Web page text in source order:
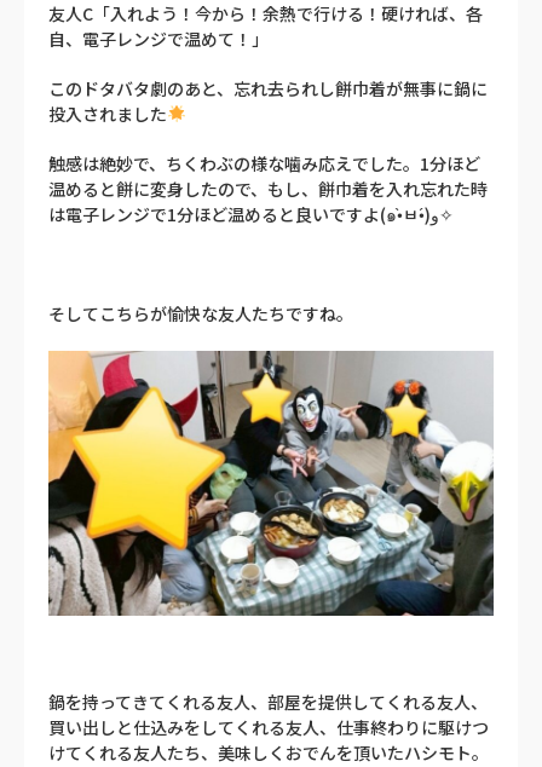
友人C「入れよう！今から！余熱で行ける！硬ければ、各
自、電子レンジで温めて！」
このドタバタ劇のあと、忘れ去られし餅巾着が無事に鍋に
投入されました
触感は絶妙で、ちくわぶの様な噛み応えでした。1分ほど
温めると餅に変身したので、もし、餅巾着を入れ忘れた時
は電子レンジで1分ほど温めると良いですよ(๑•̀ㅂ•́)و✧
そしてこちらが愉快な友人たちですね。
鍋を持ってきてくれる友人、部屋を提供してくれる友人、
買い出しと仕込みをしてくれる友人、仕事終わりに駆けつ
けてくれる友人たち、美味しくおでんを頂いたハシモト。